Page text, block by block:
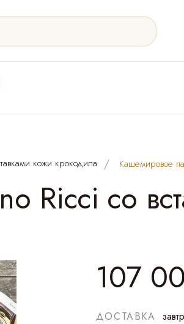
кожи крокодила Кашемировое
Ricci со
107
ДОСТАВКА